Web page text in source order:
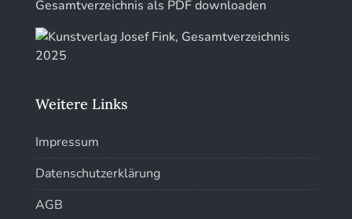
Gesamtverzeichnis als PDF downloaden
Weitere Links
Impressum
Datenschutzerklärung
AGB